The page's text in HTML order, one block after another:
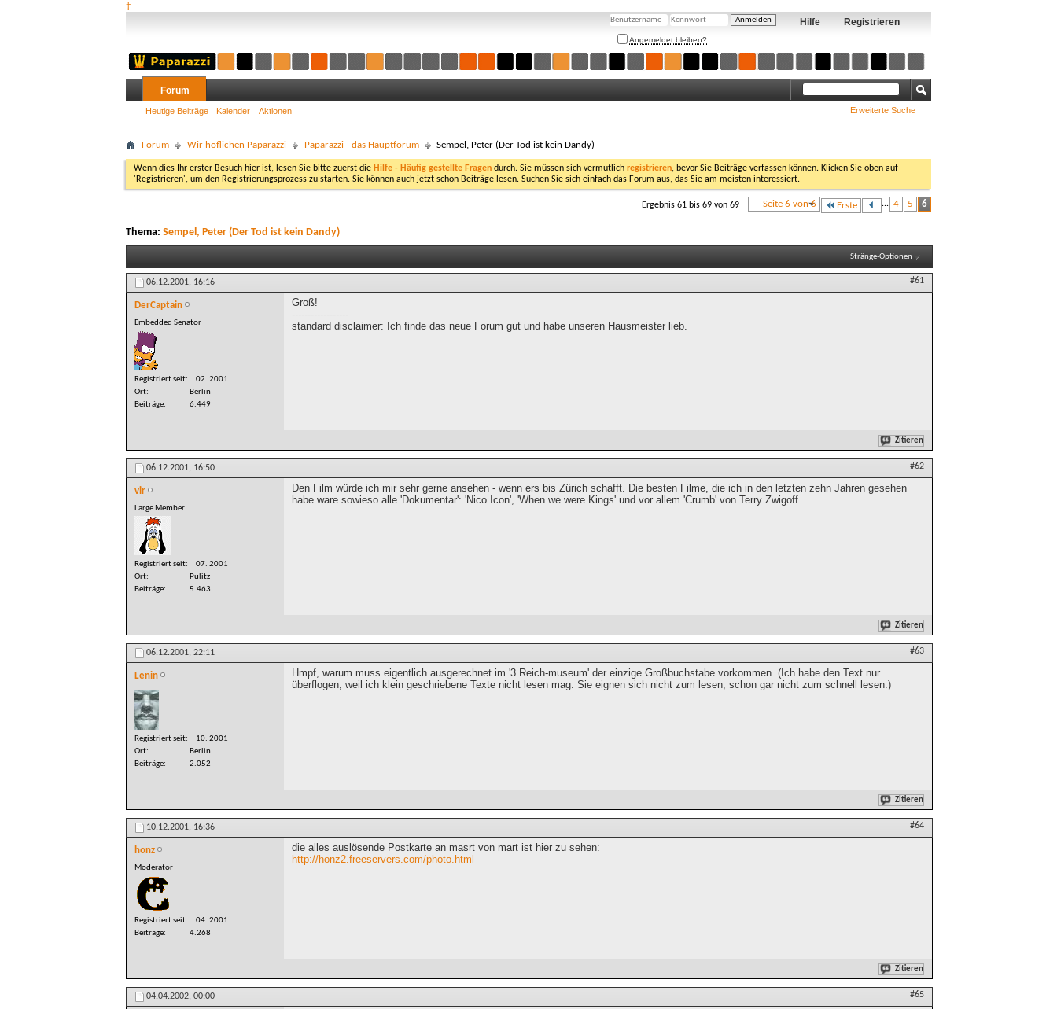
†
Registrieren
Hilfe
Angemeldet bleiben?
Forum
Heutige Beiträge Kalender Aktionen Erweiterte Suche
Forum Wir höflichen Paparazzi Paparazzi - das Hauptforum Sempel, Peter (Der Tod ist kein Dandy)
Wenn dies Ihr erster Besuch hier ist, lesen Sie bitte zuerst die Hilfe - Häufig gestellte Fragen durch. Sie müssen sich vermutlich registrieren, bevor Sie Beiträge verfassen können. Klicken Sie oben auf
'Registrieren', um den Registrierungsprozess zu starten. Sie können auch jetzt schon Beiträge lesen. Suchen Sie sich einfach das Forum aus, das Sie am meisten interessiert.
Seite 6 von 6 Erste ... 4 5 6
Ergebnis 61 bis 69 von 69
Thema: Sempel, Peter (Der Tod ist kein Dandy)
Stränge-Optionen
06.12.2001, 16:16 #61
DerCaptain
Embedded Senator
Registriert seit
02. 2001
Ort
Berlin
Beiträge
6.449
Groß!
------------------
standard disclaimer: Ich finde das neue Forum gut und habe unseren Hausmeister lieb.
Zitieren
06.12.2001, 16:50 #62
vir
Large Member
Registriert seit
07. 2001
Ort
Pulitz
Beiträge
5.463
Den Film würde ich mir sehr gerne ansehen - wenn ers bis Zürich schafft. Die besten Filme, die ich in den letzten zehn Jahren gesehen
habe ware sowieso alle 'Dokumentar': 'Nico Icon', 'When we were Kings' und vor allem 'Crumb' von Terry Zwigoff.
Zitieren
06.12.2001, 22:11 #63
Lenin
Registriert seit
10. 2001
Ort
Berlin
Beiträge
2.052
Hmpf, warum muss eigentlich ausgerechnet im '3.Reich-museum' der einzige Großbuchstabe vorkommen. (Ich habe den Text nur
überflogen, weil ich klein geschriebene Texte nicht lesen mag. Sie eignen sich nicht zum lesen, schon gar nicht zum schnell lesen.)
Zitieren
10.12.2001, 16:36 #64
honz
Moderator
Registriert seit
04. 2001
Beiträge
4.268
die alles auslösende Postkarte an masrt von mart ist hier zu sehen:
http://honz2.freeservers.com/photo.html
Zitieren
04.04.2002, 00:00 #65